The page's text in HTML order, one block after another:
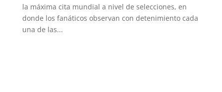
la máxima cita mundial a nivel de selecciones, en
donde los fanáticos observan con detenimiento cada
una de las...